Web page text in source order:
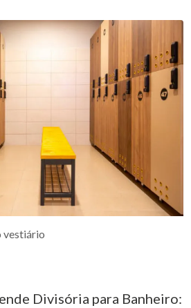
vestiário
Divisória para Banheiro: